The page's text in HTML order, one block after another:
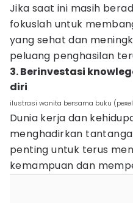
Jika saat ini masih
fokuslah untuk
yang sehat dan
peluang penghasilan
3. Berinvestasi
diri
ilustrasi wanita bersama buku
Dunia kerja dan
menghadirkan
penting untuk terus
kemampuan dan